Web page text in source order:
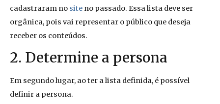
cadastraram no site no passado. Essa lista deve ser
orgânica, pois vai representar o público que deseja
receber os conteúdos.
2. Determine a persona
Em segundo lugar, ao ter a lista definida, é possível
definir a persona.